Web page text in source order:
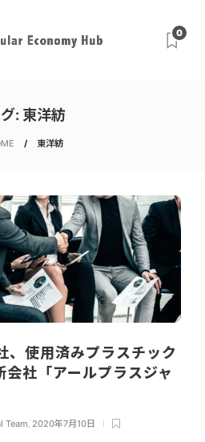
0
: 東洋紡
東洋紡
、使用済みプラスチック
社「アールプラスジャ
Team, 2020年7月10日